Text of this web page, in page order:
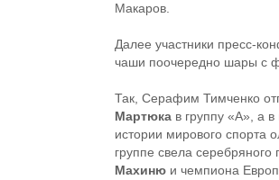
Макаров.
Далее участники пресс-
чаши поочередно шары с
Так, Серафим Тимченко
Мартюка в группу «А», а
истории мирового спорта
группе свела
Махиню и чемпиона